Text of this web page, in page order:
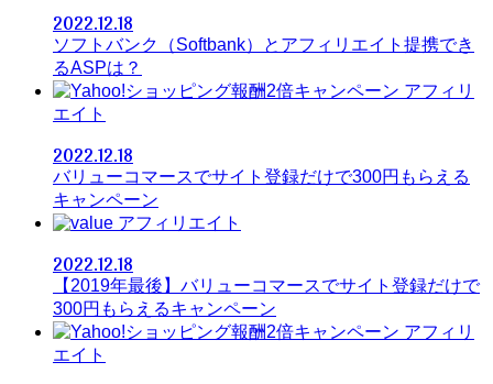
2022.12.18
ソフトバンク（Softbank）とアフィリエイト提携でき
るASPは？
アフィリ
エイト
2022.12.18
バリューコマースでサイト登録だけで300円もらえる
キャンペーン
アフィリエイト
2022.12.18
【2019年最後】バリューコマースでサイト登録だけで
300円もらえるキャンペーン
アフィリ
エイト